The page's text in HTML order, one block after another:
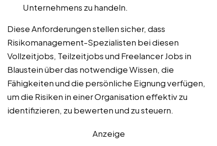
Unternehmens zu handeln.
Diese Anforderungen stellen sicher, dass
Risikomanagement-Spezialisten bei diesen
Vollzeitjobs, Teilzeitjobs und Freelancer Jobs in
Blaustein über das notwendige Wissen, die
Fähigkeiten und die persönliche Eignung verfügen,
um die Risiken in einer Organisation effektiv zu
identifizieren, zu bewerten und zu steuern.
Anzeige